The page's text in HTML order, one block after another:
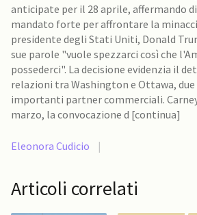
anticipate per il 28 aprile, affermando
mandato forte per affrontare la
presidente degli Stati Uniti, Donald
sue parole "vuole spezzarci così che
possederci". La decisione evidenzia il
relazioni tra Washington e Ottawa,
importanti partner commerciali. Carney ha annunciato, il 23
marzo, la convocazione d [continua]
Eleonora Cudicio |
Articoli correlati